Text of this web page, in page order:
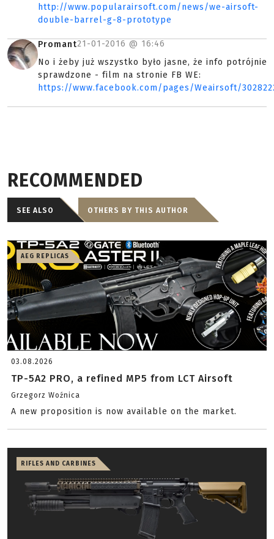
http://www.popularairsoft.com/news/we-airsoft-
double-barrel-g-8-prototype
Promant21-01-2016 @ 16:46
No i żeby już wszystko było jasne, że info potrójnie
sprawdzone - film na stronie FB WE:
https://www.facebook.com/pages/Weairsoft/
RECOMMENDED
SEE ALSO OTHERS BY THIS AUTHOR
AEG REPLICAS
03.08.2026
TP-5A2 PRO, a refined MP5 from LCT Airsoft
Grzegorz Woźnica
A new proposition is now available on the market.
RIFLES AND CARBINES